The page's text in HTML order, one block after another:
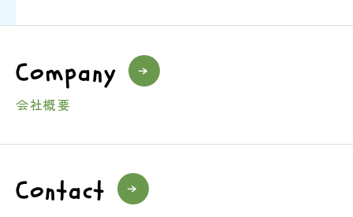
Company
会社概要
Contact